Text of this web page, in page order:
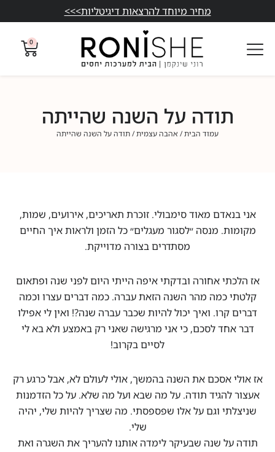
מחיר מיוחד להרצאות דיגיטליות>>>
0
תודה על השנה שהייתה
עמוד הבית/ אהבה עצמית/ תודה על השנה שהייתה
אני בנאדם מאוד סימבולי. זוכרת תאריכים, אירועים, שמות,
מקומות. מנסה ״לסגור מעגלים״ כל הזמן ולראות איך החיים
מסתדרים בצורה מדוייקת.
אז הלכתי אחורה ובדקתי איפה הייתי היום לפני שנה ופתאום
קלטתי כמה מהר השנה הזאת עברה. כמה דברים עצרו וכמה
דברים קרו. ואיך יכול להיות שכבר עברה שנה?! ואין לי אפילו
דבר אחד לסכם, כי אני מרגישה שאני רק באמצע ולא בא לי
לסיים בקרוב!
אז אולי אסכם את השנה בהמשך, אולי לעולם לא, אבל כרגע רק
אעצור להגיד תודה. על מה שבא ועל מה שלא. על כל הזדמנות
שניצלתי וגם על אלו שפספסתי. מה שצריך להיות שלי, יהיה
שלי.
תודה על שנה שבעיקר לימדה אותנו להעריך את השגרה ואת